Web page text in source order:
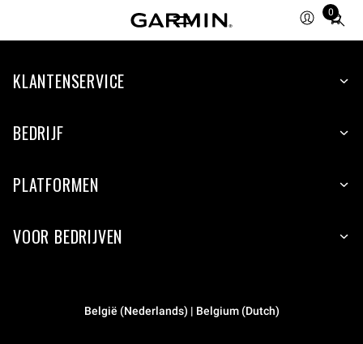
0
Total
items
cart:
KLANTENSERVICE
BEDRIJF
PLATFORMEN
VOOR BEDRIJVEN
België (Nederlands) | Belgium (Dutch)